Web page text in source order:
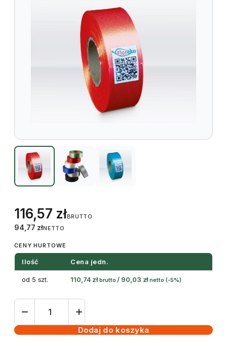
116,57 złBRUTTO
94,77 złNETTO
CENY HURTOWE
Ilość Cena jedn.
od 5 szt. 110,74 zł brutto / 90,03 zł netto (-5%)
ilość
kolorowa
Dodaj do koszyka